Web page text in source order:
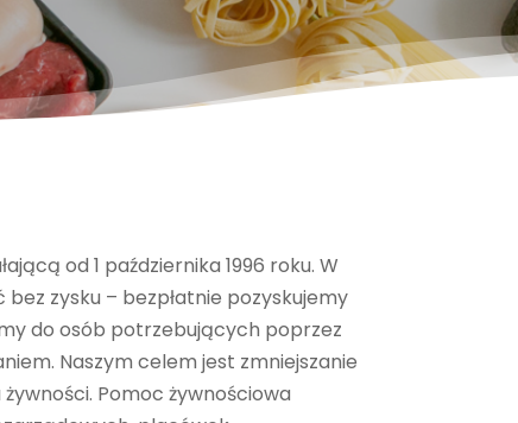
od 1 października 1996 roku. W
bez zysku – bezpłatnie pozyskujemy
do osób potrzebujących poprzez
Naszym celem jest zmniejszanie
Pomoc żywnościowa